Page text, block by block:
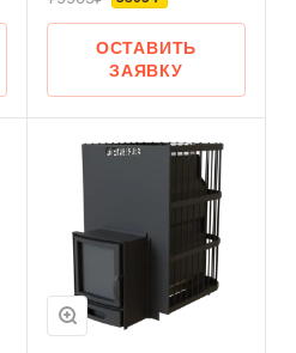
ОСТАВИТЬ
ЗАЯВКУ